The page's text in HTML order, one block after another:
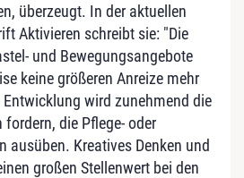
überzeugt. In der aktuellen
Aktivieren schreibt sie: "Die
und Bewegungsangebote
keine größeren Anreize mehr
Entwicklung wird zunehmend die
die Pflege- oder
ausüben. Kreatives Denken und
großen Stellenwert bei den